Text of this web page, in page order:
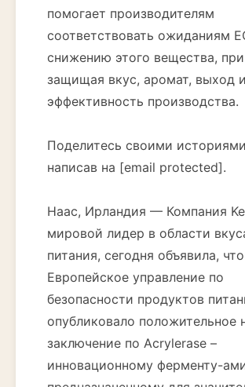
помогает производителям
соответствовать ожиданиям
снижению этого вещества,
защищая вкус, аромат, выход и
эффективность производства.
Поделитесь своими
написав на [email protected].
Наас, Ирландия — Компания
мировой лидер в области
питания, сегодня объявила, что
Европейское управление по
безопасности продуктов
опубликовало положительное
заключение по Acrylerase –
инновационному ферменту-